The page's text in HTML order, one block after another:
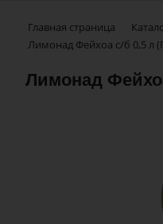
Главная страница
Лимонад Фейхоа с/б 0,5 л
Лимонад